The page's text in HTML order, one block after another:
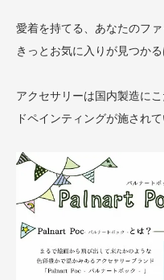
愛着を持てる、あなたのファ
きっとお気に入りが見つかる
アクセサリーは国内製造に
ドペインティングが施されて